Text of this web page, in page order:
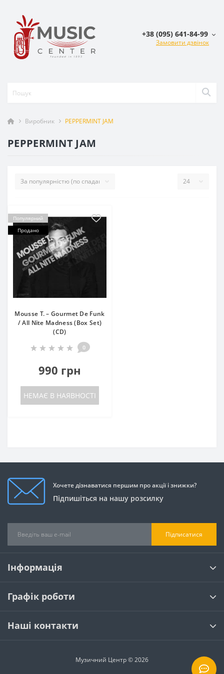
+38 (095) 641-84-99
Замовити дзвінок
Виробник PEPPERMINT JAM
PEPPERMINT JAM
Популярний
Продано
Mousse T. – Gourmet De Funk
/ All Nite Madness (Box Set)
(CD)
0
990 грн
НЕМАЄ В НАЯВНОСТІ
Хочете дізнаватися першим про акції і знижки?
Підпишіться на нашу розсилку
Підписатися
Інформація
Графік роботи
Наші контакти
Музичний Центр © 2026